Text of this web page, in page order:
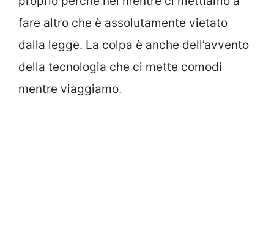
fare altro che è assolutamente vietato
dalla legge. La colpa è anche dell’avvento
della tecnologia che ci mette comodi
mentre viaggiamo.